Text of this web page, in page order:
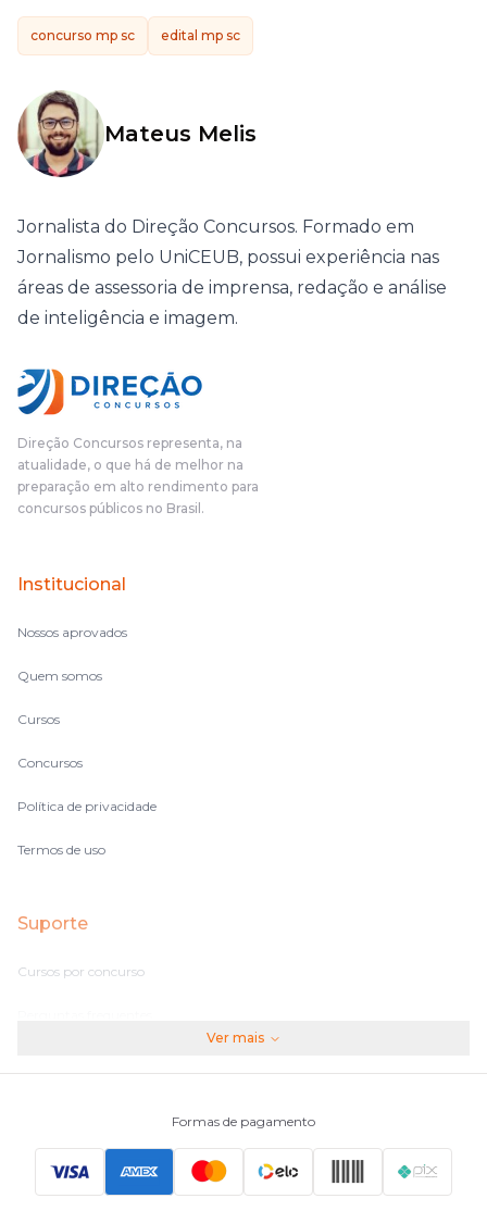
concurso mp sc edital mp sc
Mateus Melis
Jornalista do Direção Concursos. Formado em
Jornalismo pelo UniCEUB, possui experiência nas
áreas de assessoria de imprensa, redação e análise
de inteligência e imagem.
Direção Concursos representa, na
atualidade, o que há de melhor na
preparação em alto rendimento para
concursos públicos no Brasil.
Institucional
Nossos aprovados
Quem somos
Cursos
Concursos
Política de privacidade
Termos de uso
Suporte
Cursos por concurso
Principais Concursos
Ver mais
Formas de pagamento